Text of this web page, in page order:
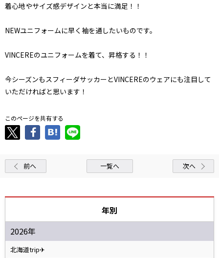
着心地やサイズ感デザインと本当に満足！！
NEWユニフォームに早く袖を通したいものです。
VINCEREのユニフォームを着て、昇格する！！
今シーズンもスフィーダサッカーとVINCEREのウェアにも注目して
いただければと思います！
このページを共有する
前へ 一覧へ 次へ
年別
2026年
北海道trip✈